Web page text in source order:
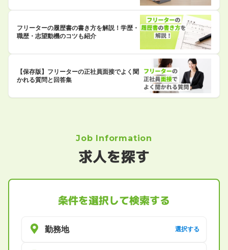
フリーターの履歴書の書き方を解説！学歴・
職歴・志望動機のコツも紹介
【保存版】フリーターの正社員面接でよく聞
かれる質問と回答集
Job Information
求人を探す
条件を選択して検索する
勤務地 選択する